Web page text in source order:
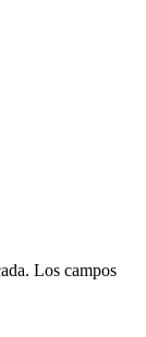
Los campos